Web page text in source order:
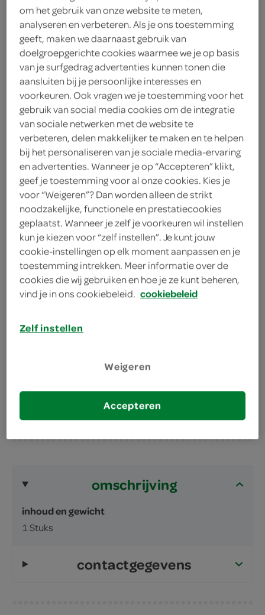
Phonejuice Micro-USB
kabel 3 meter zwart
Phonejuice
14.
95
1 Stuks
Let op: aanbiedingen zijn niet zichtbaar bij de
producten, maar worden wél automatisch
verwerkt in de winkelmand.
extra sterke kabel
USB aansluiting. Oa voor Samsung, Sony,
nooit meer camperen bij het stopcontact door
omschrijving
inhoud en gewicht
1 Stuks
contactgegevens
om het gebruik van onze website te meten,
analyseren en verbeteren. Als je ons toestemming
geeft, maken we daarnaast gebruik van
doelgroepgerichte cookies waarmee we je op basis
van je surfgedrag advertenties kunnen tonen die
aansluiten bij je persoonlijke interesses en
voorkeuren. Ook vragen we je toestemming voor het
gebruik van social media cookies om de integratie
van sociale netwerken met de website te
verbeteren, delen makkelijker te maken en te helpen
bij het personaliseren van je sociale media-ervaring
en advertenties. Wanneer je op “Accepteren” klikt,
geef je toestemming voor al onze cookies. Kies je
voor “Weigeren”? Dan worden alleen de strikt
noodzakelijke, functionele en prestatiecookies
geplaatst. Wanneer je zelf je voorkeuren wil instellen
kun je kiezen voor “zelf instellen”. Je kunt jouw
cookie-instellingen op elk moment aanpassen en je
toestemming intrekken. Meer informatie over de
cookies die wij gebruiken en hoe je ze kunt beheren,
vind je in ons cookiebeleid. cookiebeleid
Zelf instellen
Weigeren
Accepteren